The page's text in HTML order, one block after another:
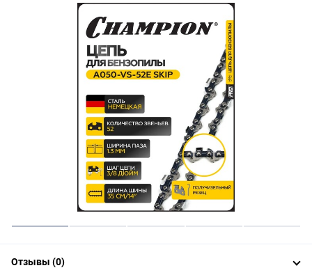
с 9:00 до 21:00
Выходные дни: с 9:00 до 20:00
Отзывы (0)